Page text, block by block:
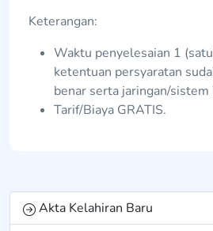
Keterangan:
Waktu penyelesaian 1
ketentuan persyaratan
benar serta jaringan/sistem
Tarif/Biaya GRATIS.
Akta Kelahiran Baru